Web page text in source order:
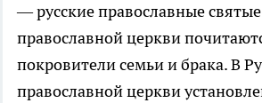
— русские православные
православной церкви
покровители семьи и брака. В
православной церкви